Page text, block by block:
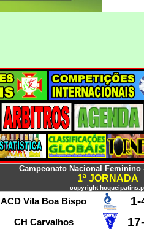
Campeonato Nacional Feminino
1ª JORNADA
copyright
ACD Vila Boa Bispo 1-
CH Carvalhos